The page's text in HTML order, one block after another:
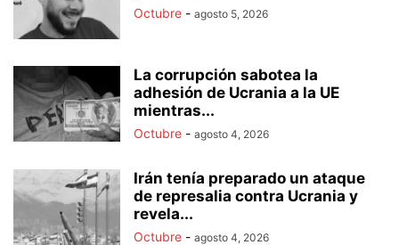
Octubre - agosto 5, 2026
La corrupción sabotea la
adhesión de Ucrania a la UE
mientras...
Octubre - agosto 4, 2026
Irán tenía preparado un ataque
de represalia contra Ucrania y
revela...
Octubre - agosto 4, 2026